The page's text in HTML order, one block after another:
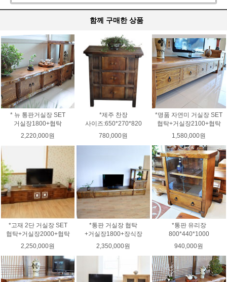
함께 구매한 상품
* 뉴 통판거실장 SET
거실장1800+협탁
2,220,000원
*제주 찬장
사이즈:650*270*820
780,000원
*명품 자연미 거실장 SET
협탁+거실장2100+협탁
1,580,000원
*고재 2단 거실장 SET
협탁+거실장2000+협탁
2,250,000원
*통판 거실장 협탁
+거실장1800+장식장
2,350,000원
*통판 유리장
800*440*1000
940,000원